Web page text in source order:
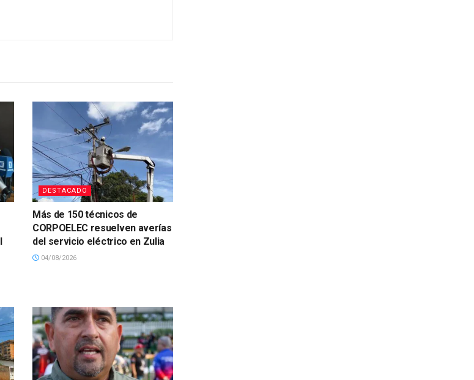
DESTACADO
Más de 150 técnicos de
CORPOELEC resuelven averías
del servicio eléctrico en Zulia
04/08/2026